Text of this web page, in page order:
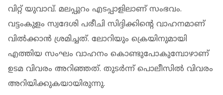
വിറ്റ് യുവാവ്. മലപ്പുറം എടപ്പാളിലാണ് സംഭവം.
വട്ടംകുളം സ്വദേശി പരീചി സിദ്ദിക്കിന്റെ വാഹനമാണ്
വില്‍ക്കാന്‍ ശ്രമിച്ചത്. ലോറിയും ക്രെയിനുമായി
എത്തിയ സംഘം വാഹനം കൊണ്ടുപോകുമ്പോഴാണ്
ഉടമ വിവരം അറിഞ്ഞത്. തുടര്‍ന്ന് പൊലീസില്‍ വിവരം
അറിയിക്കുകയായിരുന്നു.